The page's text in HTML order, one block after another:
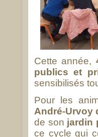
Cette année,
publics et
sensibilisés
Pour les
André-Urvoy
de son jardin
ce cycle qui